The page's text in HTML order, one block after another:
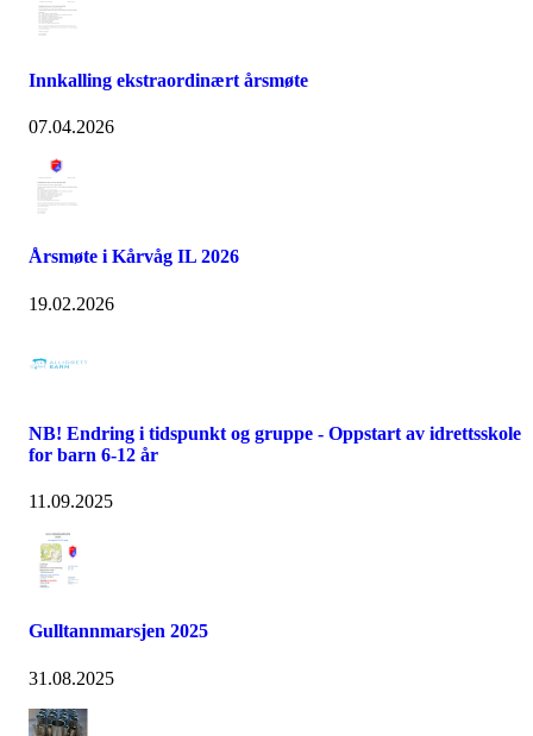
Innkalling ekstraordinært årsmøte
07.04.2026
Årsmøte i Kårvåg IL 2026
19.02.2026
NB! Endring i tidspunkt og gruppe - Oppstart av idrettsskole
for barn 6-12 år
11.09.2025
Gulltannmarsjen 2025
31.08.2025